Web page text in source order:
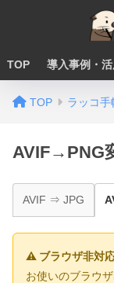
TOP 導入事例・活
TOP ラッコ手
AVIF→PNG
AVIF ⇒ JPG
⚠ ブラウザ非対
お使いのブラウ